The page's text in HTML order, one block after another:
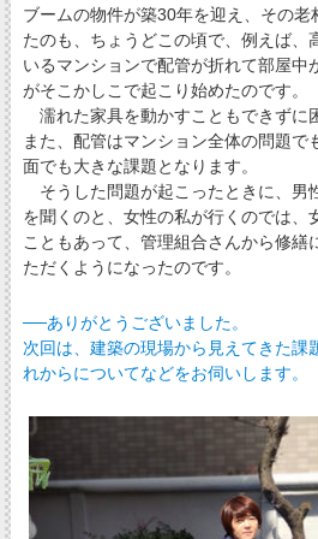
ブームの物件が築30年を迎え、その老
たのも、ちょうどこの頃で、例えば、
いるマンションで配管が折れて部屋中
がそこかしこで起こり始めたのです。
濡れた家具を動かすこともできずに
また、配管はマンション全体の問題で
面でも大きな課題となります。
そうした問題が起こったときに、男
を聞くのと、女性の私が行くのでは、
こともあって、管理組合さんから修繕
ただくようになったのです。
──ありがとうございました。
次回は、建築の現場から見えてきた課
れからについてなどをお伺いします。